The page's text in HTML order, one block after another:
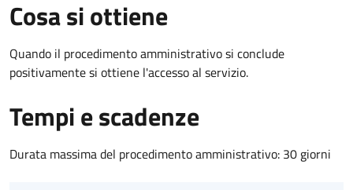
Cosa si ottiene
Quando il procedimento amministrativo si conclude
positivamente si ottiene l'accesso al servizio.
Tempi e scadenze
Durata massima del procedimento amministrativo: 30 giorni